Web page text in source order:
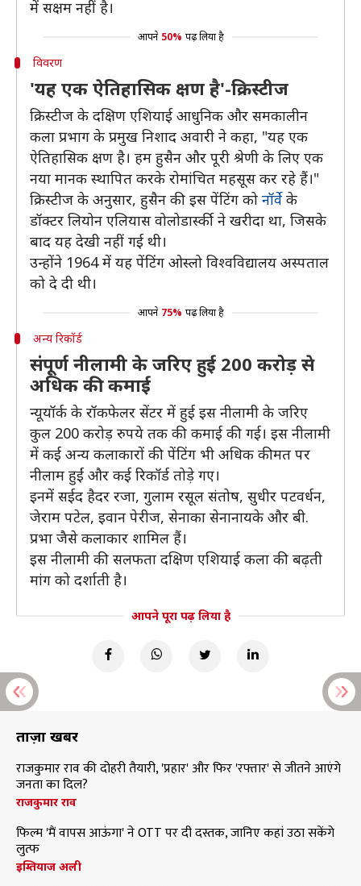
में सक्षम नहीं है।
आपने 50% पढ़ लिया है
विवरण
'यह एक ऐतिहासिक क्षण है'-क्रिस्टीज
क्रिस्टीज के दक्षिण एशियाई आधुनिक और समकालीन
कला प्रभाग के प्रमुख निशाद अवारी ने कहा, "यह एक
ऐतिहासिक क्षण है। हम हुसैन और पूरी श्रेणी के लिए एक
नया मानक स्थापित करके रोमांचित महसूस कर रहे हैं।"
क्रिस्टीज के अनुसार, हुसैन की इस पेंटिंग को नॉर्वेके
डॉक्टर लियोन एलियास वोलोडार्स्की ने खरीदा था, जिसके
बाद यह देखी नहीं गई थी।
उन्होंने 1964 में यह पेंटिंग ओस्लो विश्वविद्यालय अस्पताल
को दे दी थी।
आपने 75% पढ़ लिया है
अन्य रिकॉर्ड
संपूर्ण नीलामी के जरिए हुई 200 करोड़ से
अधिक की कमाई
न्यूयॉर्क के रॉकफेलर सेंटर में हुई इस नीलामी के जरिए
कुल 200 करोड़ रुपये तक की कमाई की गई। इस नीलामी
में कई अन्य कलाकारों की पेंटिंग भी अधिक कीमत पर
नीलाम हुईं और कई रिकॉर्ड तोड़े गए।
इनमें सईद हैदर रजा, गुलाम रसूल संतोष, सुधीर पटवर्धन,
जेराम पटेल, इवान पेरीज, सेनाका सेनानायके और बी.
प्रभा जैसे कलाकार शामिल हैं।
इस नीलामी की सलफता दक्षिण एशियाई कला की बढ़ती
मांग को दर्शाती है।
आपने पूरा पढ़ लिया है
ताज़ा खबरें
राजकुमार राव की दोहरी तैयारी, 'प्रहार' और फिर 'रफ्तार' से जीतने आएंगे
जनता का दिल?
राजकुमार राव
फिल्म 'मैं वापस आऊंगा' ने OTT पर दी दस्तक, जानिए कहां उठा सकेंगे
लुत्फ
इम्तियाज अली